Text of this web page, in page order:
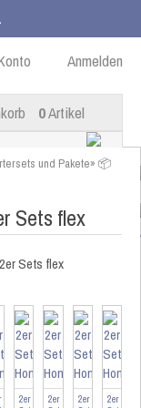
Anmelden
0Artikel
und Pakete» 📦
Sets flex
2er
2er
2er
2er